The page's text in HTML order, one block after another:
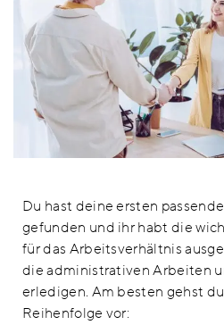
Du hast deine ersten
gefunden und ihr habt die
für das Arbeitsverhältnis
die administrativen Arbeiten
erledigen. Am besten gehst
Reihenfolge vor: